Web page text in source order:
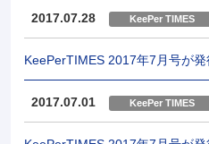
2017.07.28 KeePer TIMES
KeePerTIMES 2017年7月号が発
2017.07.01 KeePer TIMES